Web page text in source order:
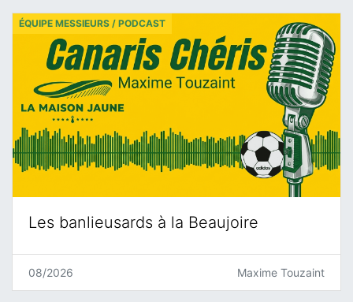
Les banlieusards à la Beaujoire
ÉQUIPE MESSIEURS / PODCAST
08/2026 Maxime Touzaint